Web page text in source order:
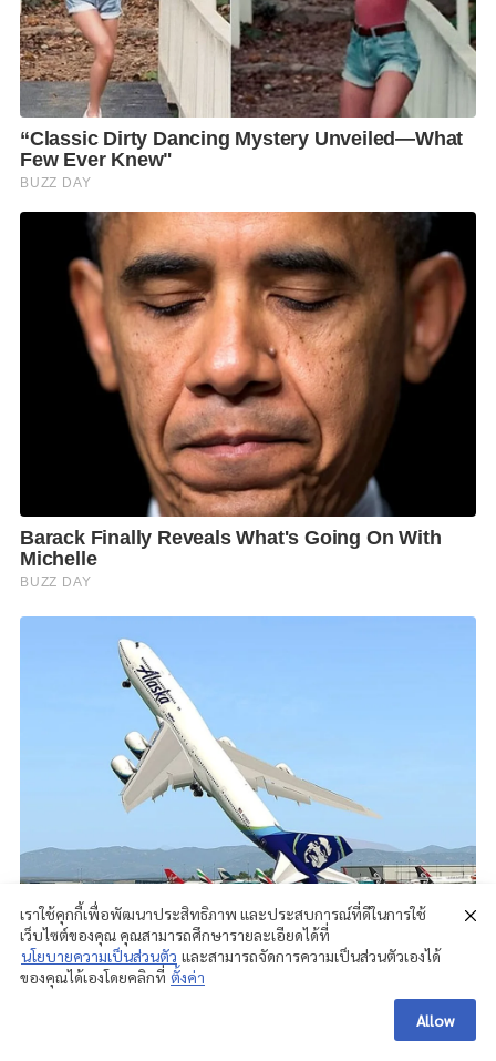
เราใช้คุกกี้เพื่อพัฒนาประสิทธิภาพ และประสบการณ์ที่ดีในการใช้
เว็บไซต์ของคุณ คุณสามารถศึกษารายละเอียดได้ที่
นโยบายความเป็นส่วนตัว และสามารถจัดการความเป็นส่วนตัวเองได้
ของคุณได้เองโดยคลิกที่ ตั้งค่า
Allow